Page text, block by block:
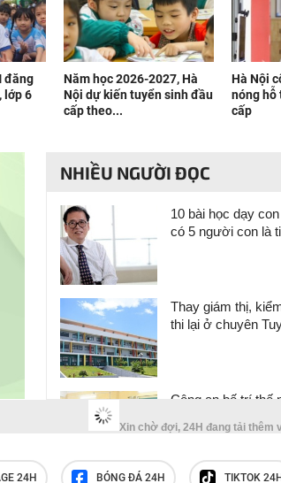
đăng
lớp 6
Năm học 2026-2027, Hà
Nội dự kiến tuyển sinh đầu
cấp theo...
Hà Nội
nóng hỗ
cấp
NHIỀU NGƯỜI ĐỌC
10 bài học dạy
có 5 người con là
Thay giám thị,
thi lại ở chuyên
Công an bố trí thế
Quang?
Xin chờ đợi, 24H đang tải thêm
24H BÓNG ĐÁ 24H TIKTOK